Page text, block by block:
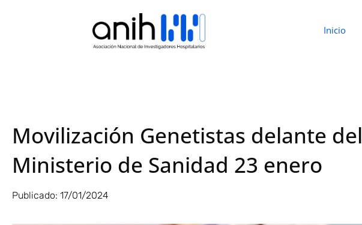
Inicio
Movilización Genetistas delante del
Ministerio de Sanidad 23 enero
Publicado: 17/01/2024